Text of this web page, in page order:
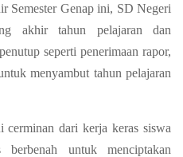
Semester Genap ini, SD Negeri
akhir tahun pelajaran dan
seperti penerimaan rapor,
menyambut tahun pelajaran
cerminan dari kerja keras siswa
untuk menciptakan